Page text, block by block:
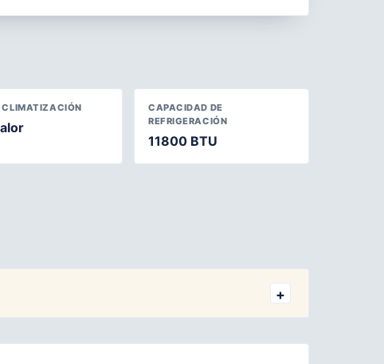
CLIMATIZACIÓN
CAPACIDAD DE
REFRIGERACIÓN
11800 BTU